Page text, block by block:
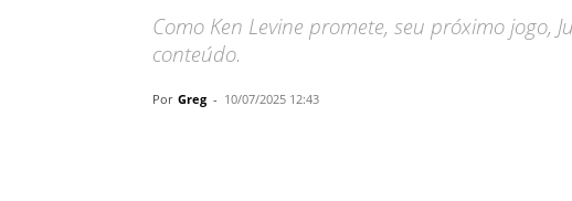
Como Ken Levine promete, seu próximo jogo,
conteúdo.
Por Greg - 10/07/2025 12:43